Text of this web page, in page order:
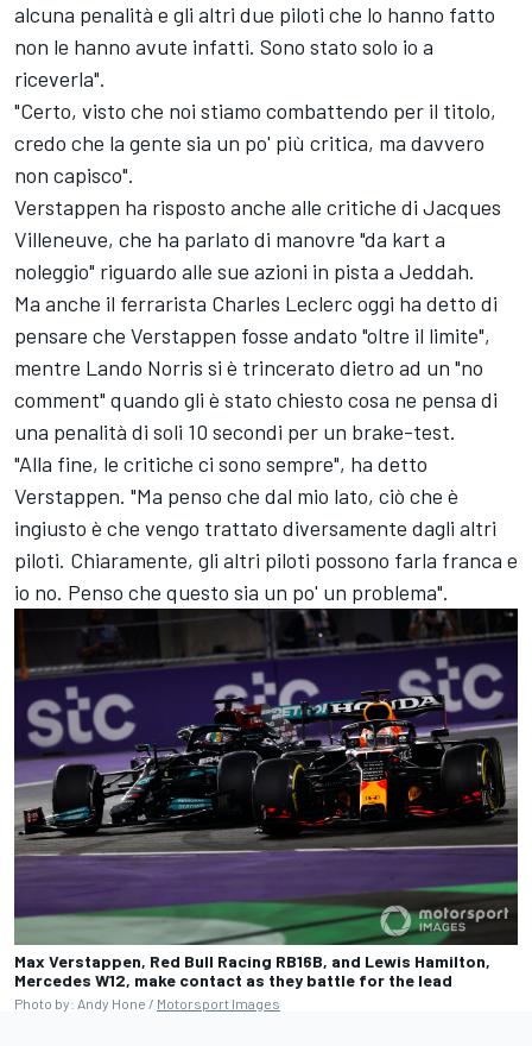
alcuna penalità e gli altri due piloti che lo hanno fatto
non le hanno avute infatti. Sono stato solo io a
riceverla".
"Certo, visto che noi stiamo combattendo per il titolo,
credo che la gente sia un po' più critica, ma davvero
non capisco".
Verstappen ha risposto anche alle critiche di Jacques
Villeneuve, che ha parlato di manovre "da kart a
noleggio" riguardo alle sue azioni in pista a Jeddah.
Ma anche il ferrarista Charles Leclerc oggi ha detto di
pensare che Verstappen fosse andato "oltre il limite",
mentre Lando Norris si è trincerato dietro ad un "no
comment" quando gli è stato chiesto cosa ne pensa di
una penalità di soli 10 secondi per un brake-test.
"Alla fine, le critiche ci sono sempre", ha detto
Verstappen. "Ma penso che dal mio lato, ciò che è
ingiusto è che vengo trattato diversamente dagli altri
piloti. Chiaramente, gli altri piloti possono farla franca e
io no. Penso che questo sia un po' un problema".
Max Verstappen, Red Bull Racing RB16B, and Lewis Hamilton,
Mercedes W12, make contact as they battle for the lead
Photo by: Andy Hone / Motorsport Images